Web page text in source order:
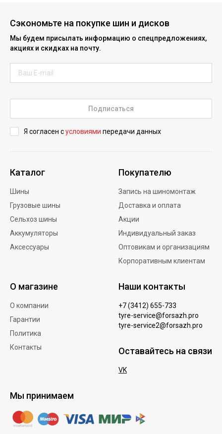
Сэкономьте на покупке шин и дисков
Мы будем присылать информацию о спецпредложениях,
акциях и скидках на почту.
Подписаться
Я согласен сусловиями передачи данных
Каталог
Шины
Грузовые шины
Сельхоз шины
Аккумуляторы
Аксессуары
Покупателю
Запись на шиномонтаж
Доставка и оплата
Акции
Индивидуальный заказ
Оптовикам и организациям
Корпоративным клиентам
О магазине
О компании
Гарантии
Политика
Контакты
Наши контакты
+7 (3412) 655-733
tyre-service@forsazh.pro
tyre-service2@forsazh.pro
Оставайтесь на связи
VK
Мы принимаем